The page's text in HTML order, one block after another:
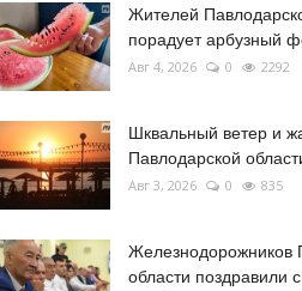
Жителей
порадует арбузный
Авг 4, 2026 0 2292
Шквальный ветер и
Павлодарской
Авг 3, 2026 0 835
Железнодорожников
области поздравили с